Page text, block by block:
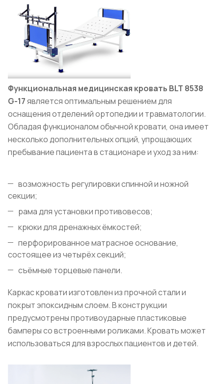
Функциональная медицинская кровать BLT 8538
G-17является оптимальным решением для
оснащения отделений ортопедии и травматологии.
Обладая функционалом обычной кровати, она имеет
несколько дополнительных опций, упрощающих
пребывание пациента в стационаре и уход за ним:
возможность регулировки спинной и ножной
секции;
рама для установки противовесов;
крюки для дренажных ёмкостей;
перфорированное матрасное основание,
состоящее из четырёх секций;
съёмные торцевые панели.
Каркас кровати изготовлен из прочной стали и
покрыт эпоксидным слоем. В конструкции
предусмотрены противоударные пластиковые
бамперы со встроенными роликами. Кровать может
использоваться для взрослых пациентов и детей.